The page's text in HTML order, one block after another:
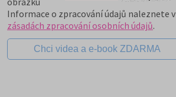
Informace o zpracování údajů naleznete v
zásadách zpracování osobních údajů.